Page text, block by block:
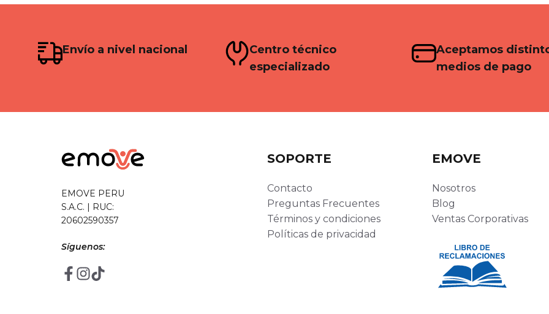
Envío a nivel nacional
Centro técnico
especializado
Aceptamos
medios de pago
EMOVE PERU
S.A.C. | RUC:
20602590357
Síguenos:
SOPORTE
Contacto
Preguntas Frecuentes
Términos y condiciones
Políticas de privacidad
EMOVE
Nosotros
Blog
Ventas Corporativas